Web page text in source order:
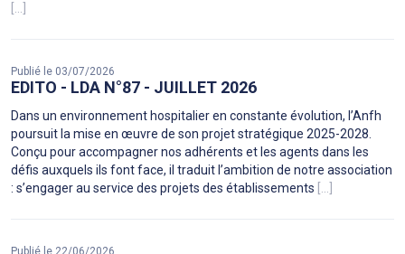
[...]
Publié le 03/07/2026
EDITO - LDA N°87 - JUILLET 2026
Dans un environnement hospitalier en constante évolution, l’Anfh
poursuit la mise en œuvre de son projet stratégique 2025-2028.
Conçu pour accompagner nos adhérents et les agents dans les
défis auxquels ils font face, il traduit l’ambition de notre association
: s’engager au service des projets des établissements [...]